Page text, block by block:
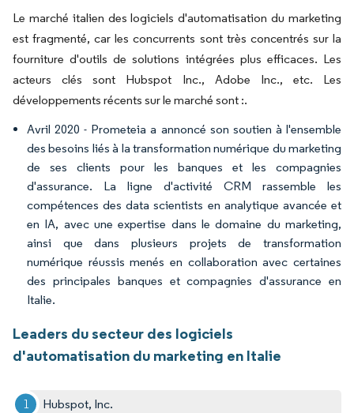
Le marché italien des logiciels d'automatisation du marketing
est fragmenté, car les concurrents sont très concentrés sur la
fourniture d'outils de solutions intégrées plus efficaces. Les
acteurs clés sont Hubspot Inc., Adobe Inc., etc. Les
développements récents sur le marché sont :.
Avril 2020 - Prometeia a annoncé son soutien à l'ensemble
des besoins liés à la transformation numérique du marketing
de ses clients pour les banques et les compagnies
d'assurance. La ligne d'activité CRM rassemble les
compétences des data scientists en analytique avancée et
en IA, avec une expertise dans le domaine du marketing,
ainsi que dans plusieurs projets de transformation
numérique réussis menés en collaboration avec certaines
des principales banques et compagnies d'assurance en
Italie.
Leaders du secteur des logiciels
d'automatisation du marketing en Italie
Hubspot, Inc. ​